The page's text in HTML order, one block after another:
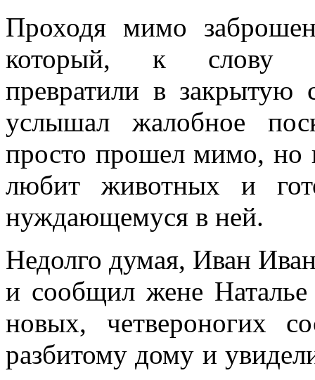
Проходя мимо
который, к слову
превратили в закрытую
услышал жалобное
просто прошел мимо, но
любит животных и
нуждающемуся в ней.
Недолго думая, Иван
и сообщил жене
новых, четвероногих
разбитому дому и